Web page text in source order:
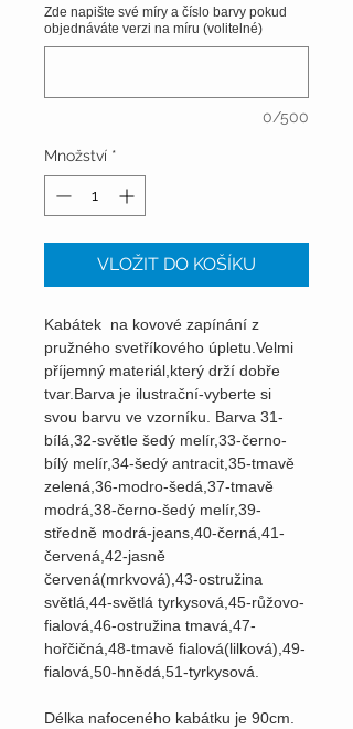
Zde napište své míry a číslo barvy pokud
objednáváte verzi na míru (volitelné)
0/500
Množství *
VLOŽIT DO KOŠÍKU
Kabátek na kovové zapínání z
pružného svetříkového úpletu.Velmi
příjemný materiál,který drží dobře
tvar.Barva je ilustrační-vyberte si
svou barvu ve vzorníku. Barva 31-
bílá,32-světle šedý melír,33-černo-
bílý melír,34-šedý antracit,35-tmavě
zelená,36-modro-šedá,37-tmavě
modrá,38-černo-šedý melír,39-
středně modrá-jeans,40-černá,41-
červená,42-jasně
červená(mrkvová),43-ostružina
světlá,44-světlá tyrkysová,45-růžovo-
fialová,46-ostružina tmavá,47-
hořčičná,48-tmavě fialová(lilková),49-
fialová,50-hnědá,51-tyrkysová.
Délka nafoceného kabátku je 90cm.